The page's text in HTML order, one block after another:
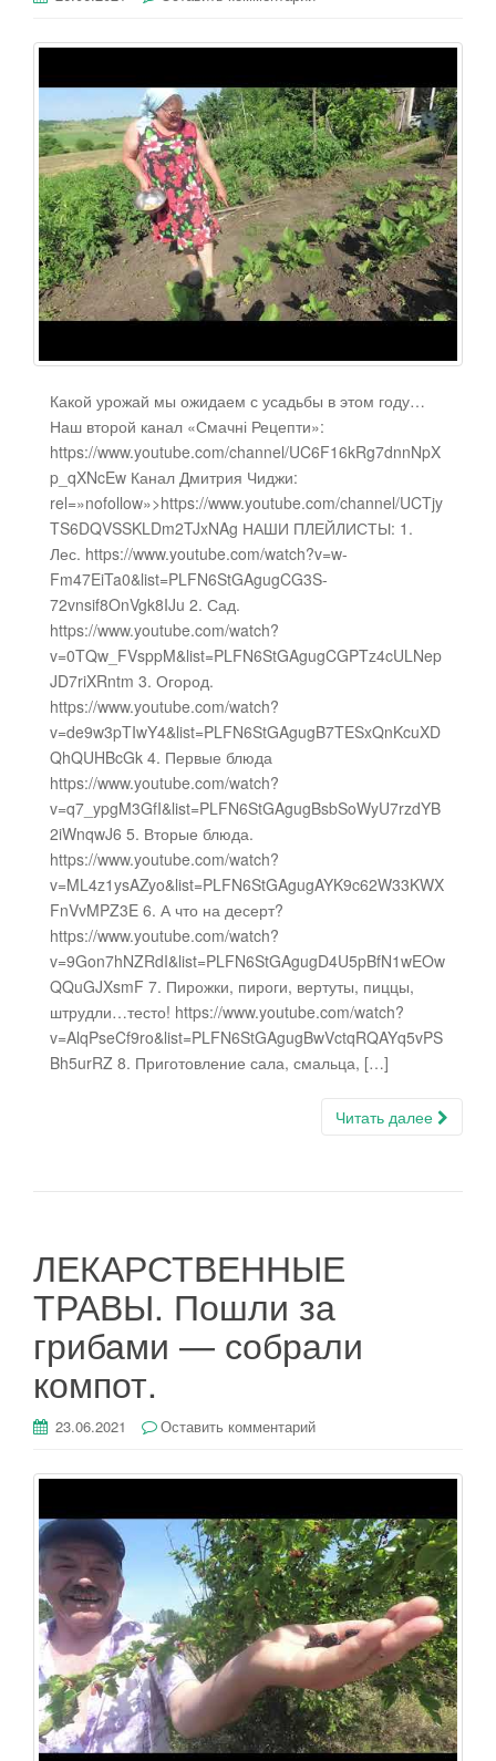
Какой урожай мы ожидаем с усадьбы в этом году…
Наш второй канал «Смачні Рецепти»:
https://www.youtube.com/channel/UC6F16kRg7dnnNpX
p_qXNcEw Канал Дмитрия Чиджи:
rel=»nofollow»>https://www.youtube.com/channel/UCTjy
TS6DQVSSKLDm2TJxNAg НАШИ ПЛЕЙЛИСТЫ: 1.
Лес. https://www.youtube.com/watch?v=w-
Fm47EiTa0&list=PLFN6StGAgugCG3S-
72vnsif8OnVgk8IJu 2. Сад.
https://www.youtube.com/watch?
v=0TQw_FVsppM&list=PLFN6StGAgugCGPTz4cULNep
JD7riXRntm 3. Огород.
https://www.youtube.com/watch?
v=de9w3pTIwY4&list=PLFN6StGAgugB7TESxQnKcuXD
QhQUHBcGk 4. Первые блюда
https://www.youtube.com/watch?
v=q7_ypgM3GfI&list=PLFN6StGAgugBsbSoWyU7rzdYB
2iWnqwJ6 5. Вторые блюда.
https://www.youtube.com/watch?
v=ML4z1ysAZyo&list=PLFN6StGAgugAYK9c62W33KWX
FnVvMPZ3E 6. А что на десерт?
https://www.youtube.com/watch?
v=9Gon7hNZRdI&list=PLFN6StGAgugD4U5pBfN1wEOw
QQuGJXsmF 7. Пирожки, пироги, вертуты, пиццы,
штрудли…тесто! https://www.youtube.com/watch?
v=AlqPseCf9ro&list=PLFN6StGAgugBwVctqRQAYq5vPS
Bh5urRZ 8. Приготовление сала, смальца, […]
Читать далее
ЛЕКАРСТВЕННЫЕ
ТРАВЫ. Пошли за
грибами — собрали
компот.
23.06.2021 Оставить комментарий